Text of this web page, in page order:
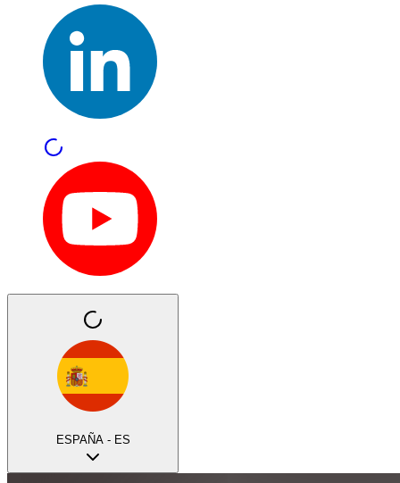
ESPAÑA - ES